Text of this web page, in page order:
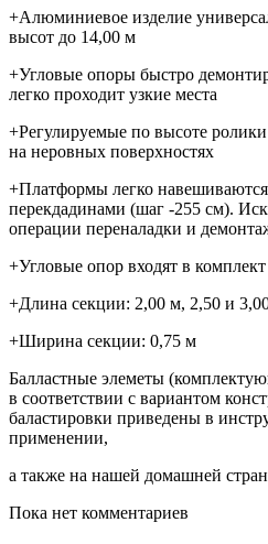
+Алюминиевое изделие
высот до 14,00 м
+Угловые опоры быстро
легко проходит узкие места
+Регулируемые по высоте
на неровных поверхностях
+Платформы легко
перекдадинами (шаг -255 см).
операции переналадки и
+Угловые опор входят в
+Длина секции: 2,00 м, 2,50 и
+Ширина секции: 0,75 м
Балластные элеметы
в соответствии с вариантом
баластировки приведены в
применении,
а также на нашей домашней
Пока нет комментариев